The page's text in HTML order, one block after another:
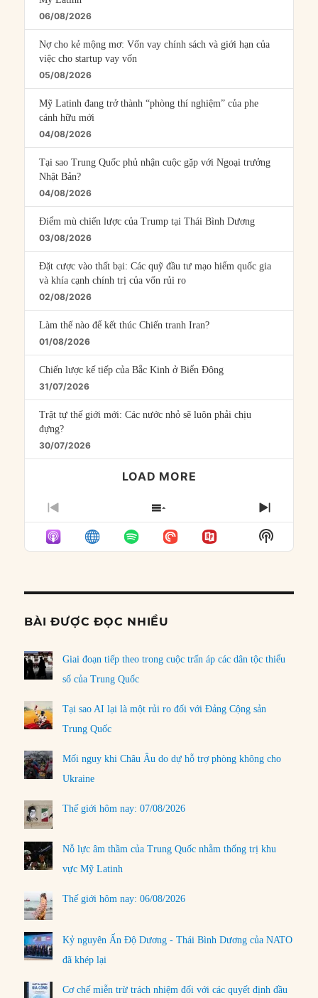
06/08/2026
Nợ cho kẻ mộng mơ: Vốn vay chính sách và giới hạn của
việc cho startup vay vốn
05/08/2026
Mỹ Latinh đang trở thành “phòng thí nghiệm” của phe
cánh hữu mới
04/08/2026
Tại sao Trung Quốc phủ nhận cuộc gặp với Ngoại trưởng
Nhật Bản?
04/08/2026
Điểm mù chiến lược của Trump tại Thái Bình Dương
03/08/2026
Đặt cược vào thất bại: Các quỹ đầu tư mạo hiểm quốc gia
và khía cạnh chính trị của vốn rủi ro
02/08/2026
Làm thế nào để kết thúc Chiến tranh Iran?
01/08/2026
Chiến lược kế tiếp của Bắc Kinh ở Biển Đông
31/07/2026
Trật tự thế giới mới: Các nước nhỏ sẽ luôn phải chịu
đựng?
30/07/2026
LOAD MORE
PREVIOUS
EPISODE
SHOW
EPISODES
LIST
NEXT
Show
Podcast
BÀI ĐƯỢC ĐỌC NHIỀU
Giai đoạn tiếp theo trong cuộc trấn áp các dân tộc thiểu
số của Trung Quốc
Tại sao AI lại là một rủi ro đối với Đảng Cộng sản
Trung Quốc
Mối nguy khi Châu Âu do dự hỗ trợ phòng không cho
Ukraine
Thế giới hôm nay: 07/08/2026
Nỗ lực âm thầm của Trung Quốc nhằm thống trị khu
vực Mỹ Latinh
Thế giới hôm nay: 06/08/2026
Kỷ nguyên Ấn Độ Dương - Thái Bình Dương của NATO
đã khép lại
Cơ chế miễn trừ trách nhiệm đối với các quyết định đầu